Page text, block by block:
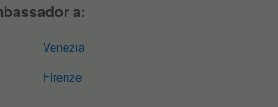
a:
Venezia
Firenze